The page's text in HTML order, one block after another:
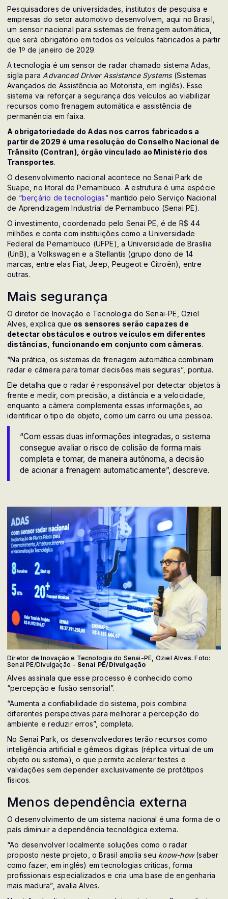
Pesquisadores de universidades, institutos de pesquisa e
empresas do setor automotivo desenvolvem, aqui no Brasil,
um sensor nacional para sistemas de frenagem automática,
que será obrigatório em todos os veículos fabricados a partir
de 1º de janeiro de 2029.
A tecnologia é um sensor de radar chamado sistema Adas,
sigla para Advanced Driver Assistance Systems(Sistemas
Avançados de Assistência ao Motorista, em inglês). Esse
sistema vai reforçar a segurança dos veículos ao viabilizar
recursos como frenagem automática e assistência de
permanência em faixa.
A obrigatoriedade do Adas nos carros fabricados a
partir de 2029 é uma resolução do Conselho Nacional de
Trânsito (Contran), órgão vinculado ao Ministério dos
Transportes.
O desenvolvimento nacional acontece no Senai Park de
Suape, no litoral de Pernambuco. A estrutura é uma espécie
de “berçário de tecnologias”mantido pelo Serviço Nacional
de Aprendizagem Industrial de Pernambuco (Senai PE).
O investimento, coordenado pelo Senai PE, é de R$ 44
milhões e conta com instituições como a Universidade
Federal de Pernambuco (UFPE), a Universidade de Brasília
(UnB), a Volkswagen e a Stellantis (grupo dono de 14
marcas, entre elas Fiat, Jeep, Peugeot e Citroën), entre
outras.
Mais segurança
O diretor de Inovação e Tecnologia do Senai-PE, Oziel
Alves, explica que os sensores serão capazes de
detectar obstáculos e outros veículos em diferentes
distâncias, funcionando em conjunto com câmeras.
“Na prática, os sistemas de frenagem automática combinam
radar e câmera para tomar decisões mais seguras”, pontua.
Ele detalha que o radar é responsável por detectar objetos à
frente e medir, com precisão, a distância e a velocidade,
enquanto a câmera complementa essas informações, ao
identificar o tipo de objeto, como um carro ou uma pessoa.
“Com essas duas informações integradas, o sistema
consegue avaliar o risco de colisão de forma mais
completa e tomar, de maneira autônoma, a decisão
de acionar a frenagem automaticamente”, descreve.
Diretor de Inovação e Tecnologia do Senai-PE, Oziel Alves. Foto:
Senai PE/Divulgação - Senai PE/Divulgação
Alves assinala que esse processo é conhecido como
“percepção e fusão sensorial”.
“Aumenta a confiabilidade do sistema, pois combina
diferentes perspectivas para melhorar a percepção do
ambiente e reduzir erros”, completa.
No Senai Park, os desenvolvedores terão recursos como
inteligência artificial e gêmeos digitais (réplica virtual de um
objeto ou sistema), o que permite acelerar testes e
validações sem depender exclusivamente de protótipos
físicos.
Menos dependência externa
O desenvolvimento de um sistema nacional é uma forma de o
país diminuir a dependência tecnológica externa.
“Ao desenvolver localmente soluções como o radar
proposto neste projeto, o Brasil amplia seu know-how(saber
como fazer, em inglês) em tecnologias críticas, forma
profissionais especializados e cria uma base de engenharia
mais madura”, avalia Alves.